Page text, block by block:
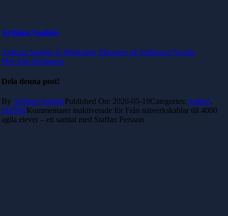
Ardiana Spahija
Ardiana Spahija är Marketing Manager på Softhouse Nordic
Mer från författaren
Dela denna post!
By Ardiana SpahijaPublished On: 2026-05-19Categories: Artikel,
SH30årKommentarer inaktiverade för Från nätverkskablar till 4000
agila elever – ett samtal med Staffan Persson